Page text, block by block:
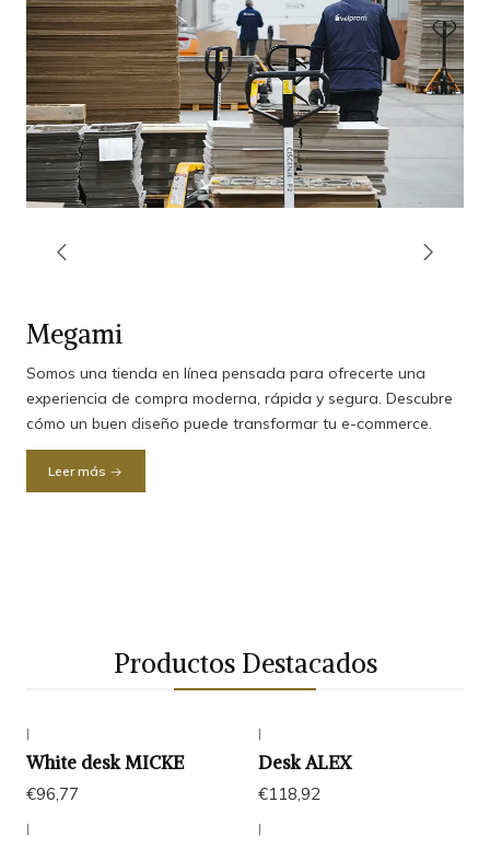
Megami
Somos una tienda en línea pensada para ofrecerte una
experiencia de compra moderna, rápida y segura. Descubre
cómo un buen diseño puede transformar tu e-commerce.
Leer más
Productos Destacados
|
White desk MICKE
€96,77
|
Desk ALEX
€118,92
| |